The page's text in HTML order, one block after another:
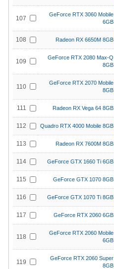
107
GeForce RTX 3060 Mobile
6GB
108 Radeon RX 6650M 8GB
109
GeForce RTX 2080 Max-Q
8GB
110
GeForce RTX 2070 Mobile
8GB
111 Radeon RX Vega 64 8GB
112 Quadro RTX 4000 Mobile 8GB
113 Radeon RX 7600M 8GB
114 GeForce GTX 1660 Ti 6GB
115 GeForce GTX 1070 8GB
116 GeForce GTX 1070 Ti 8GB
117 GeForce RTX 2060 6GB
118
GeForce RTX 2060 Mobile
6GB
119
GeForce RTX 2060 Super
8GB